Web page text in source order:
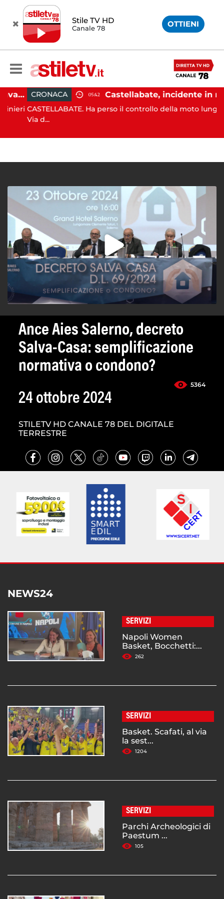
Stile TV HD
Canale 78 OTTIENI
Angri, scippano anziana davanti ad un negozio: tre arresti CRONACA 05:42 Castellabate, incidente in moto: 27enne in ospedale
CASTELLABATE. Ha perso il controllo della moto lungo la
Via d...
Ance Aies Salerno, decreto
Salva-Casa: semplificazione
normativa o condono?
5364
24 ottobre 2024
STILETV HD CANALE 78 DEL DIGITALE
TERRESTRE
NEWS24
SERVIZI
Napoli Women
Basket, Bocchetti:...
262
SERVIZI
Basket. Scafati, al via
la sest...
1204
SERVIZI
Parchi Archeologici di
Paestum ...
105